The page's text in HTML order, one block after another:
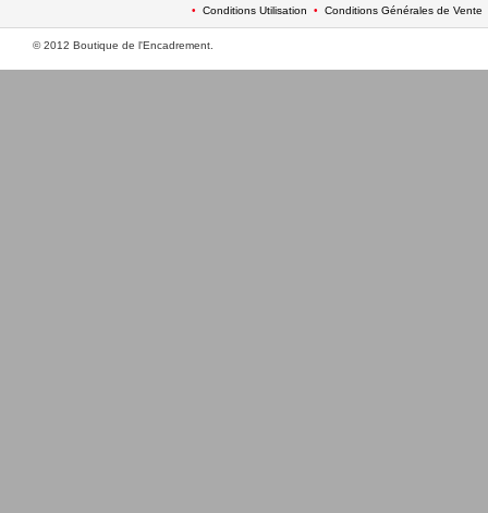
• Conditions Utilisation • Conditions Générales de Vente
© 2012 Boutique de l'Encadrement.